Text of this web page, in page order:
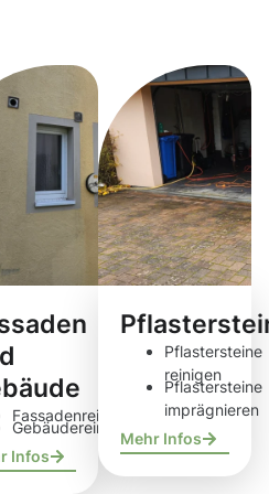
Fassadenreinigung
Gebäudereinigung
Infos
Pflastersteine
reinigen
Pflastersteine
imprägnieren
Mehr Infos